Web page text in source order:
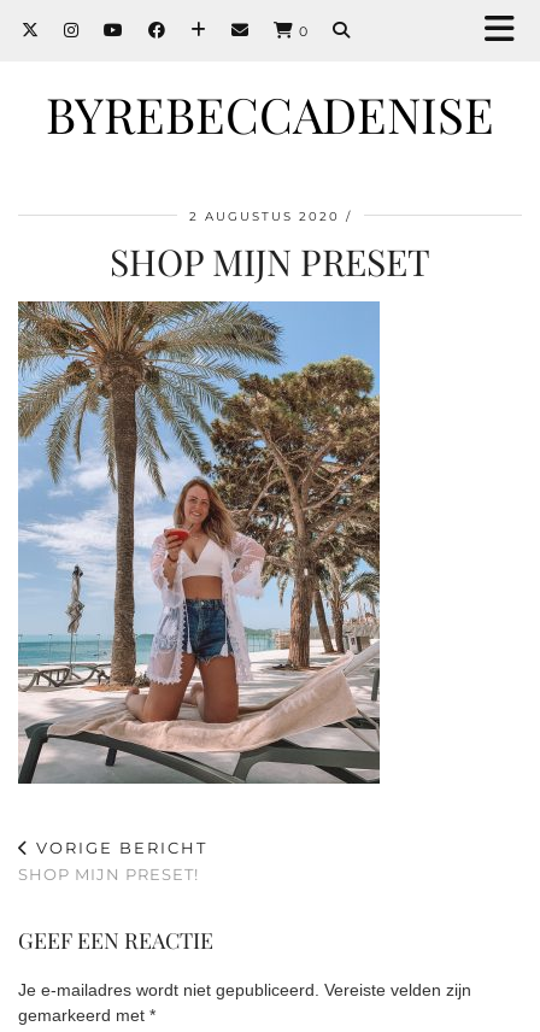
0
BYREBECCADENISE
2 AUGUSTUS 2020
SHOP MIJN PRESET
VORIGE BERICHT
SHOP MIJN PRESET!
GEEF EEN REACTIE
Je e-mailadres wordt niet gepubliceerd. Vereiste velden zijn
gemarkeerd met *